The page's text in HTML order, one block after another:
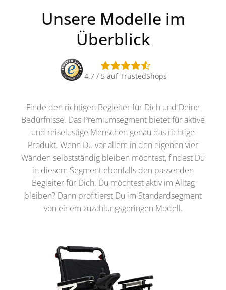
Unsere Modelle im
Überblick
4.7 / 5 auf TrustedShops
Finde den richtigen Begleiter für Dich und Deine
Bedürfnisse. Das Premiumsegment bietet für aktive
und reiselustige Menschen genau das richtige
Produkt. Wenn Du vor allem in den eigenen vier
Wänden selbstständig bleiben möchtest, findest Du
in diesem Segment ebenfalls den passenden
Begleiter für Dich. Du möchtest aktiv im Alltag
bleiben? Dann profitierst Du im Standardsegment
von einem zuzahlungsgeringen Modell.